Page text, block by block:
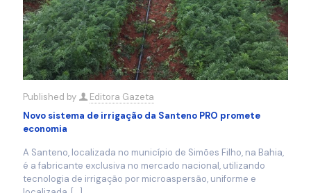
Published by
Editora Gazeta
Novo sistema de irrigação da Santeno PRO promete
economia
A Santeno, localizada no município de Simões Filho, na Bahia,
é a fabricante exclusiva no mercado nacional, utilizando
tecnologia de irrigação por microaspersão, uniforme e